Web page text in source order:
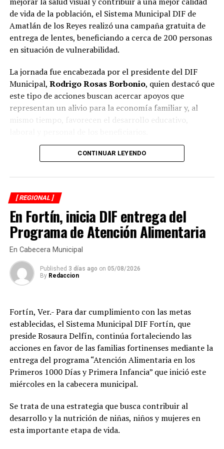
bienestar animal coinciden en que los propietarios
tienen la obligación de impedir que sus mascotas
deambulen libremente por la vía pública, también
advierten que ello no significa mantenerlas
permanentemente amarradas.
La Ley de Protección a los Animales para el Estado de
Veracruz tiene como objetivo garantizar el bienestar, el
trato digno y evitar el maltrato y la crueldad hacia los
animales.
diversos actos de maltrato y crueldad, por lo que
mantener a un perro atado de forma permanente, sin
Por ello, ciudadanos señalaron que la medida debió
enfocarse en exigir la tenencia responsable de mascotas
—mantenerlas dentro de los domicilios o bajo control de
sus propietarios— y no en ordenar que todos los perros
permanezcan amarrados.
Hasta el momento, la Agencia Municipal de Xocotla no
ha informado el reglamento o disposición legal que
facultades con las que cuenta para aplicar dichas
sanciones.
de vida de la población, el Sistema Municipal DIF de
Amatlán de los Reyes realizó una campaña gratuita de
entrega de lentes, beneficiando a cerca de 200 personas
en situación de vulnerabilidad.
La jornada fue encabezada por el presidente del DIF
Municipal, Rodrigo Rosas Borbonio, quien destacó que
este tipo de acciones buscan acercar apoyos que
representan un alivio para la economía familiar y, al
mismo tiempo, favorecen el desarrollo educativo,
Durante la campaña fueron atendidas niñas, niños,
mayores, quienes previamente se sometieron a
valoraciones visuales para determinar la graduación
adecuada y recibir lentes acordes a sus necesidades.
El presidente del organismo asistencial señaló que una
buena salud visual es fundamental para el aprendizaje
de los estudiantes, el desempeño de quienes trabajan y
la autonomía de las personas adultas mayores, por lo
que refrendó el compromiso de continuar impulsando
programas que mejoren el bienestar de las familias
Los beneficiarios agradecieron el apoyo otorgado por el
DIF Municipal, ya que para muchas familias el costo de
unos lentes representa un gasto difícil de solventar, por
lo que este programa les permitió acceder de manera
gratuita a un instrumento indispensable para sus
actividades diarias.
Con estas acciones, el Sistema Municipal DIF de
Amatlán de los Reyes reafirmó su compromiso de
trabajar en favor de los sectores más vulnerables del
municipio, acercando programas de asistencia social que
CONTINUAR LEYENDO
[ REGIONAL ]
En Fortín, inicia DIF entrega del
Programa de Atención Alimentaria
En Cabecera Municipal
Published 3 días ago on 05/08/2026
By Redaccion
Fortín, Ver.- Para dar cumplimiento con las metas
establecidas, el Sistema Municipal DIF Fortín, que
preside Rosaura Delfín, continúa fortaleciendo las
acciones en favor de las familias fortinenses mediante la
entrega del programa “Atención Alimentaria en los
Primeros 1000 Días y Primera Infancia” que inició este
miércoles en la cabecera municipal.
Se trata de una estrategia que busca contribuir al
desarrollo y la nutrición de niñas, niños y mujeres en
esta importante etapa de vida.